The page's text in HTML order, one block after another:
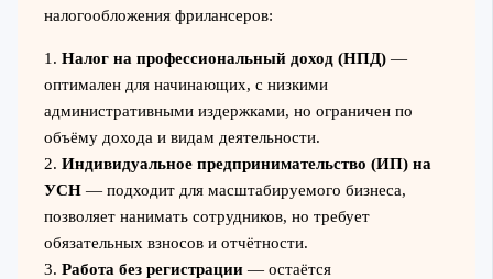
налогообложения фрилансеров:
1. Налог на профессиональный доход (НПД)—
оптимален для начинающих, с низкими
административными издержками, но ограничен по
объёму дохода и видам деятельности.
2. Индивидуальное предпринимательство (ИП) на
УСН— подходит для масштабируемого бизнеса,
позволяет нанимать сотрудников, но требует
обязательных взносов и отчётности.
3. Работа без регистрации— остаётся